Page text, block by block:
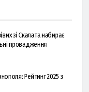
зі Скалата набирає
провадження
Рейтинг 2025 з